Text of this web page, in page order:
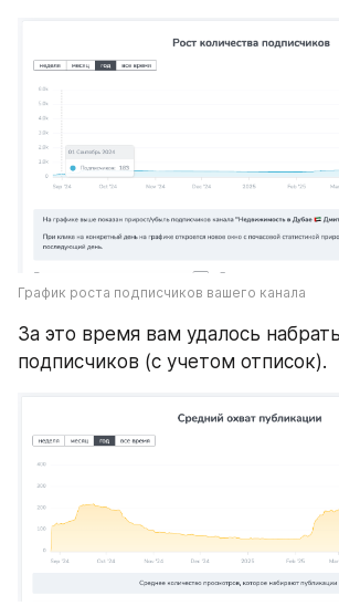
График роста подписчиков вашего канала
За это время вам удалось
подписчиков (с учетом отписок).